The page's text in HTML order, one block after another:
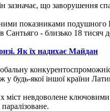
зазначає, що заворушення
показниками подушного
Сантьяго - близько 18
Як їх надихає Майдан
у будь-якої іншої країни
міст невдоволене